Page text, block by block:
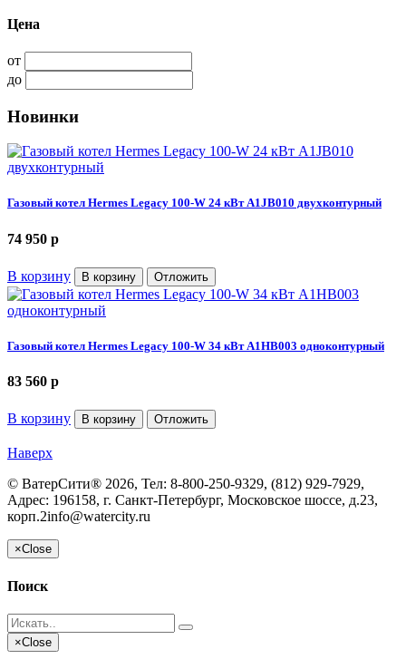
Цена
от
до
Новинки
Газовый котел Hermes Legacy 100-W 24 кВт A1JB010 двухконтурный
74 950 p
В корзину В корзину Отложить
Газовый котел Hermes Legacy 100-W 34 кВт A1HB003 одноконтурный
83 560 p
В корзину В корзину Отложить
Наверх
© ВатерСити® 2026, Тел: 8-800-250-9329, (812) 929-7929,
Адрес: 196158, г. Санкт-Петербург, Московское шоссе, д.23,
корп.2info@watercity.ru
×Close
Поиск
×Close